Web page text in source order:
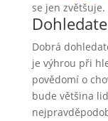
se jen zvětšuje.
Dobrá
je výhrou při
povědomí o
bude většina